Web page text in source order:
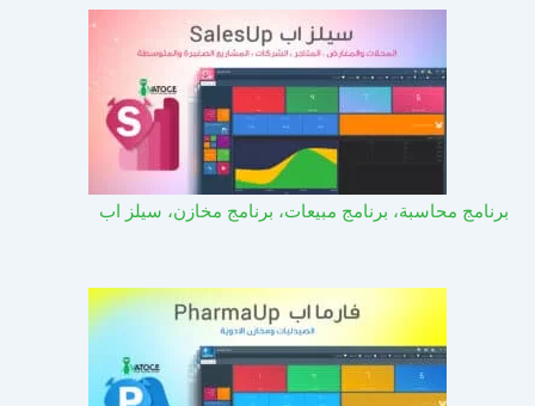
برنامج محاسبة، برنامج مبيعات، برنامج مخازن، سيلز اب